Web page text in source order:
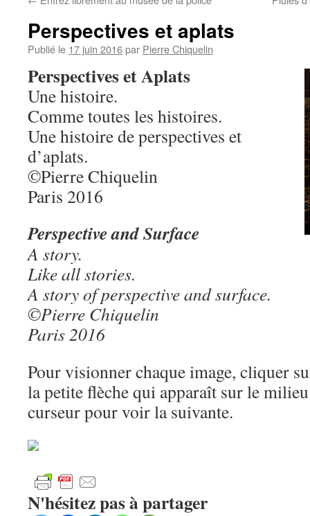
Perspectives et aplats
Publié le 17 juin 2016par Pierre Chiquelin
Perspectives et Aplats
Une histoire.
Comme toutes les histoires.
Une histoire de perspectives et
d’aplats.
©Pierre Chiquelin
Paris 2016
Perspective and Surface
A story.
Like all stories.
A story of perspective and surface.
©Pierre Chiquelin
Paris 2016
Pour visionner chaque image, cliquer
la petite flèche qui apparaît sur le
curseur pour voir la suivante.
N'hésitez pas à partager